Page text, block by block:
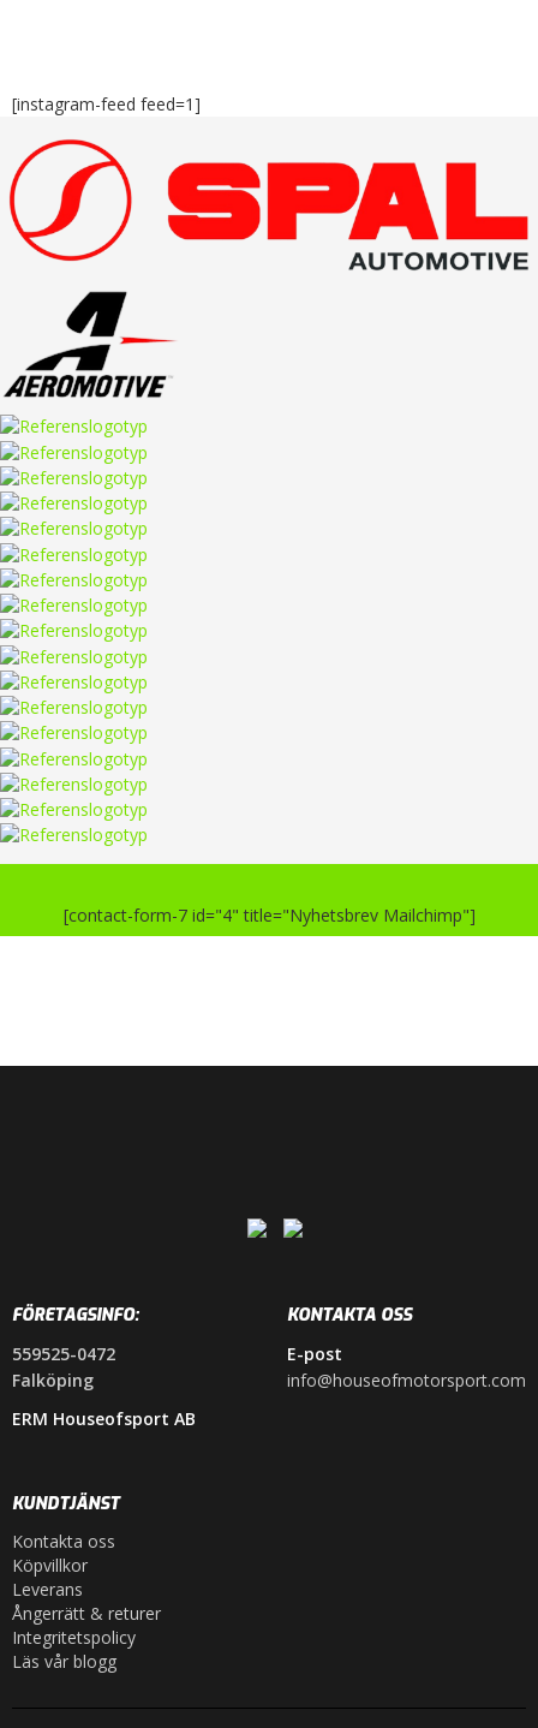
[instagram-feed feed=1]
[contact-form-7 id="4" title="Nyhetsbrev Mailchimp"]
FÖRETAGSINFO:
559525-0472
Falköping
ERM Houseofsport AB
KONTAKTA OSS
E-post
info@houseofmotorsport.com
KUNDTJÄNST
Kontakta oss
Köpvillkor
Leverans
Ångerrätt & returer
Integritetspolicy
Läs vår blogg